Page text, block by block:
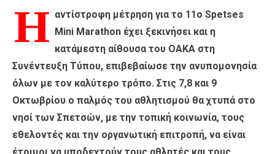
Η αντίστροφη μέτρηση για το 11ο Spetses
Mini Marathon έχει ξεκινήσει και η
κατάμεστη αίθουσα του ΟΑΚΑ στη
Συνέντευξη Τύπου, επιβεβαίωσε την ανυπομονησία
όλων με τον καλύτερο τρόπο. Στις 7,8 και 9
Οκτωβρίου ο παλμός του αθλητισμού θα χτυπά στο
νησί των Σπετσών, με την τοπική κοινωνία, τους
εθελοντές και την οργανωτική επιτροπή, να είναι